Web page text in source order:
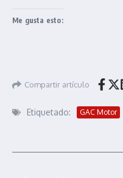
Me gusta esto:
Compartir artículo
Etiquetado: GAC Motor